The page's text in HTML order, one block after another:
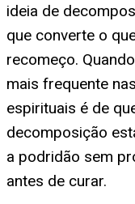
ideia de
que converte o
recomeço.
mais frequente
espirituais é de
decomposição
a podridão sem
antes de curar.